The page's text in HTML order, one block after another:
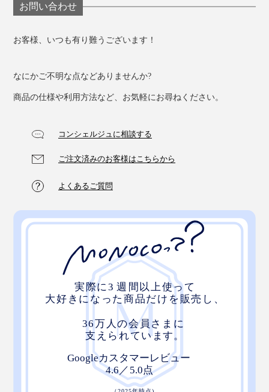
お問い合わせ
お客様、いつも有り難うございます！
なにかご不明な点などありませんか?
商品の仕様や利用方法など、お気軽にお尋ねください。
コンシェルジュに相談する
ご注文済みのお客様はこちらから
よくあるご質問